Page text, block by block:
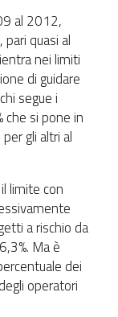
al 2012,
quasi al
nei limiti
di guidare
segue i
che si pone in
gli altri al
limite con
a rischio da
Ma è
dei
operatori